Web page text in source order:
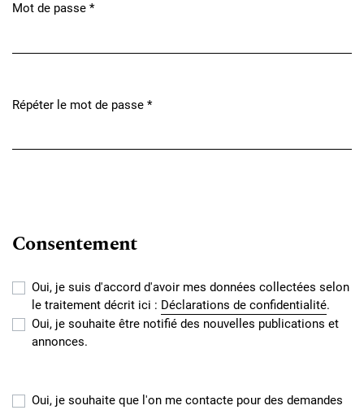
Mot de passe *
Répéter le mot de passe *
Consentement
Oui, je suis d'accord d'avoir mes données collectées selon
le traitement décrit ici : Déclarations de confidentialité.
Oui, je souhaite être notifié des nouvelles publications et
annonces.
Oui, je souhaite que l'on me contacte pour des demandes